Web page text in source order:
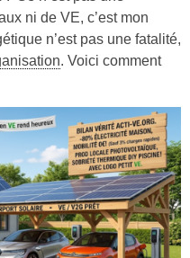
ni de VE, c’est mon
n’est pas une fatalité,
. Voici comment